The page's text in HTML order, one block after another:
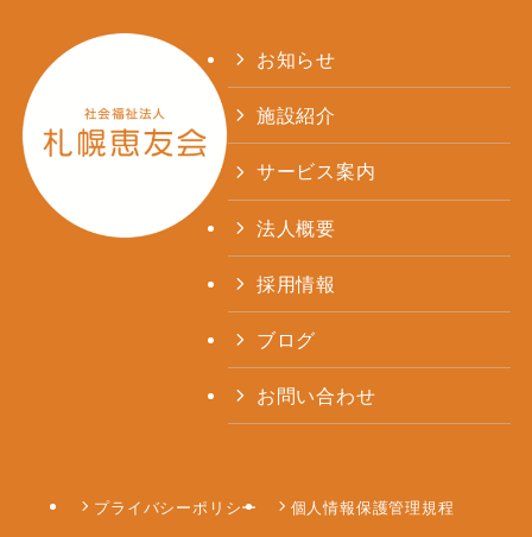
お知らせ
施設紹介
サービス案内
法人概要
採用情報
ブログ
お問い合わせ
プライバシーポリシー 個人情報保護管理規程